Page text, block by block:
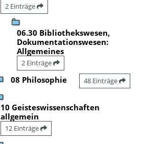
2 Einträge
06.30 Bibliothekswesen,
Dokumentationswesen:
Allgemeines
2 Einträge
08 Philosophie 48 Einträge
10 Geisteswissenschaften
allgemein
12 Einträge